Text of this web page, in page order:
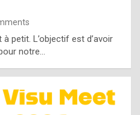
g
e
n
u
i
n
petit. L’objectif est d’avoir
notre…